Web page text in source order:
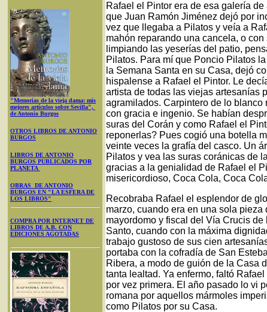
"Memorias de la vieja dama: mis
mejores artículos sobre Sevilla",
de Antonio Burgos
OTROS LIBROS DE ANTONIO
BURGOS
LIBROS DE ANTONIO
BURGOS PUBLICADOS POR
PLANETA
OBRAS DE ANTONIO
BURGOS EN "LA ESFERA DE
LOS LIBROS"
COMPRA POR INTERNET DE
LIBROS DE A.B. CON
EDICIONES AGOTADAS
Rafael el Pintor era de esa galería
que Juan Ramón Jiménez dejó por
vez que llegaba a Pilatos y veía a
mahón reparando una cancela, o
limpiando las yeserías del patio,
Pilatos. Para mí que Poncio Pilatos
la Semana Santa en su Casa, dejó
hispalense a Rafael el Pintor. Le
artista de todas las viejas artesanías
agramilados. Carpintero de lo blanco
con gracia e ingenio. Se habían
suras del Corán y como Rafael el
reponerlas? Pues cogió una botella
veinte veces la grafía del casco. Un
Pilatos y vea las suras coránicas de
gracias a la genialidad de Rafael el
misericordioso, Coca Cola, Coca
Recobraba Rafael el esplendor de
marzo, cuando era en una sola
mayordomo y fiscal del Vía Crucis
Santo, cuando con la máxima
trabajo gustoso de sus cien
portaba con la cofradía de San
Ribera, a modo de guión de la Casa
tanta lealtad. Ya enfermo, faltó
por vez primera. El año pasado lo vi
romana por aquellos mármoles
como Pilatos por su Casa.